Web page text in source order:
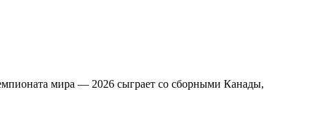
мира — 2026 сыграет со сборными Канады,